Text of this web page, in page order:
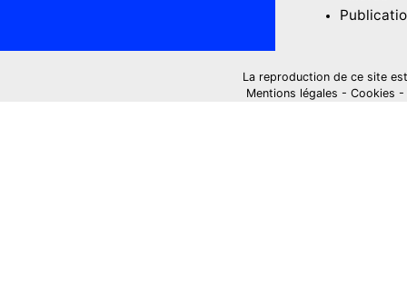
La reproduction de ce site
Mentions légales - Cookies -